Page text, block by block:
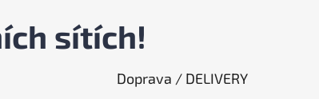
sítích!
Doprava / DELIVERY